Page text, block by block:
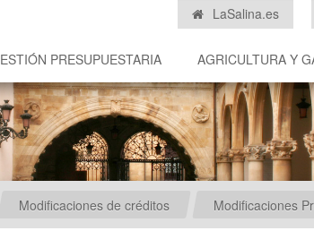
LaSalina.es
PRESUPUESTARIA AGRICULTURA Y
Modificaciones de créditos Modificaciones